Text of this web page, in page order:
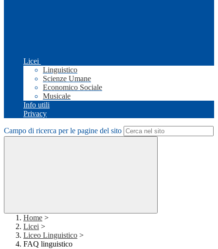
Licei
Linguistico
Scienze Umane
Economico Sociale
Musicale
Info utili
Privacy
Campo di ricerca per le pagine del sito
Home >
Licei >
Liceo Linguistico >
FAQ linguistico